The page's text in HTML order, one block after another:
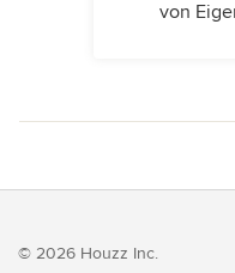
von
© 2026 Houzz Inc.